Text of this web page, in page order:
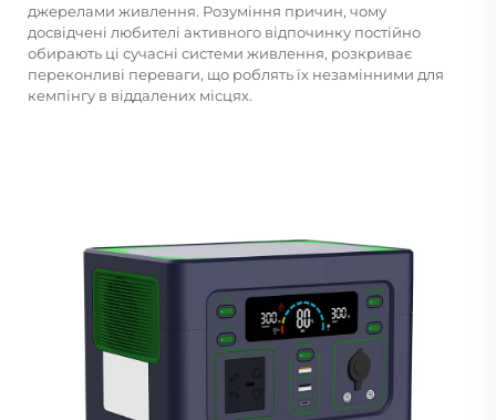
джерелами живлення. Розуміння причин, чому
досвідчені любителі активного відпочинку постійно
обирають ці сучасні системи живлення, розкриває
переконливі переваги, що роблять їх незамінними для
кемпінгу в віддалених місцях.